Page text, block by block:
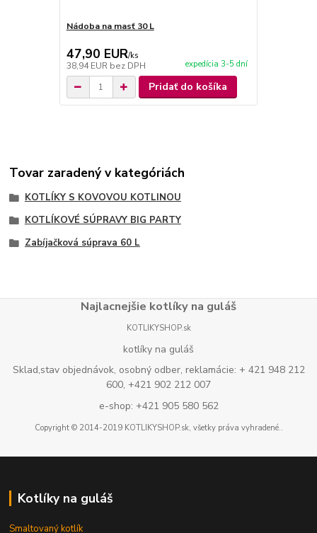
Nádoba na masť 30 L
47,90 EUR/ks
38,94 EUR bez DPH expedícia 3-5 dní
Pridať do košíka
Tovar zaradený v kategóriách
KOTLÍKY S KOVOVOU KOTLINOU
KOTLÍKOVÉ SÚPRAVY BIG PARTY
Zabíjačková súprava 60 L
Najlacnejšie kotlíky na guláš
KOTLIKYSHOP.sk
kotlíky na guláš
Sklad,stav objednávok, osobný odber, reklamácie: + 421 948 212
600, +421 902 212 007
e-shop: +421 905 580 562
Copyright © 2014-2019 KOTLIKYSHOP.sk, všetky práva vyhradené..
Kotlíky na guláš
Smaltovaný kotlík